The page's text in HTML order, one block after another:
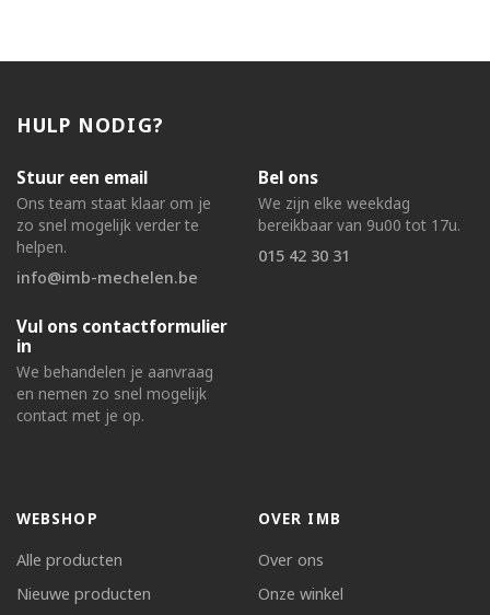
HULP NODIG?
Stuur een email
Ons team staat klaar om je
zo snel mogelijk verder te
helpen.
info@imb-mechelen.be
Bel ons
We zijn elke weekdag
bereikbaar van 9u00 tot 17u.
015 42 30 31
Vul ons contactformulier
in
We behandelen je aanvraag
en nemen zo snel mogelijk
contact met je op.
WEBSHOP
Alle producten
Nieuwe producten
OVER IMB
Over ons
Onze winkel